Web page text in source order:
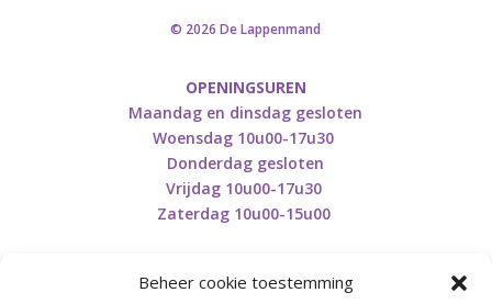
Beheer cookie toestemming
© 2026 De Lappenmand
OPENINGSUREN
Maandag en dinsdag gesloten
Woensdag 10u00-17u30
Donderdag gesloten
Vrijdag 10u00-17u30
Zaterdag 10u00-15u00